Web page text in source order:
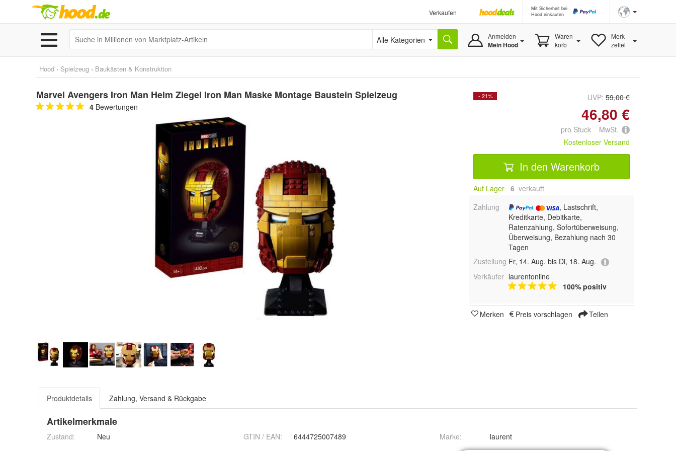
Verkaufen
Mit Sicherheit bei
Hood einkaufen
Alle Kategorien Anmelden
Mein Hood
Waren-
korb
Merk-
zettel
Hood › Spielzeug › Baukästen & Konstruktion
Marvel Avengers Iron Man Helm Ziegel Iron Man Maske Montage Baustein Spielzeug
4 Bewertungen
- 21% UVP: 59,00 €
46,80 €
pro Stuck MwSt.
Kostenloser Versand
In den Warenkorb
Auf Lager 6 verkauft
Zahlung
, Lastschrift,
Kreditkarte, Debitkarte,
Ratenzahlung, Sofortüberweisung,
Überweisung, Bezahlung nach 30
Tagen
Zustellung Fr, 14. Aug. bis Di, 18. Aug.
Verkäufer laurentonline
100% positiv
Merken Preis vorschlagen Teilen
Produktdetails Zahlung, Versand & Rückgabe
Artikelmerkmale
Zustand: Neu GTIN / EAN: 6444725007489 Marke: laurent